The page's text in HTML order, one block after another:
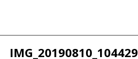
IMG_20190810_104429